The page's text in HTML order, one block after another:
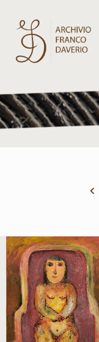
Archivio
Franco
Daverio
critici
Contatti